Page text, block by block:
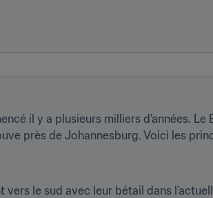
il y a plusieurs milliers d'années.
près de Johannesburg. Voici les
vers le sud avec leur bétail dans